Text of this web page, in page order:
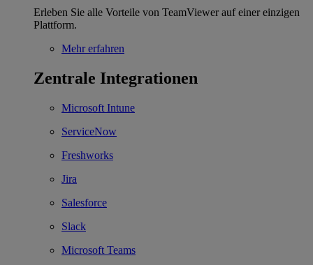
Erleben Sie alle Vorteile von TeamViewer auf einer einzigen
Plattform.
Mehr erfahren
Zentrale Integrationen
Microsoft Intune
ServiceNow
Freshworks
Jira
Salesforce
Slack
Microsoft Teams